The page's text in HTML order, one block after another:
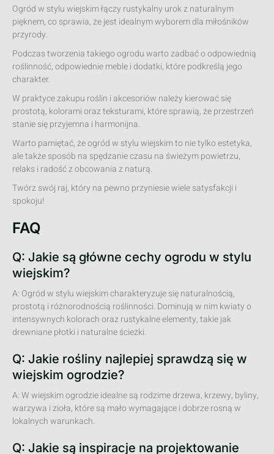
Ogród w stylu wiejskim łączy rustykalny urok z naturalnym
pięknem, co sprawia, że jest idealnym wyborem dla miłośników
przyrody.
Podczas tworzenia takiego ogrodu warto zadbać o odpowiednią
roślinność, odpowiednie meble i dodatki, które podkreślą jego
charakter.
W praktyce zakupu roślin i akcesoriów należy kierować się
prostotą, kolorami oraz teksturami, które sprawią, że przestrzeń
stanie się przyjemna i harmonijna.
Warto pamiętać, że ogród w stylu wiejskim to nie tylko estetyka,
ale także sposób na spędzanie czasu na świeżym powietrzu,
relaks i radość z obcowania z naturą.
Twórz swój raj, który na pewno przyniesie wiele satysfakcji i
spokoju!
FAQ
Q: Jakie są główne cechy ogrodu w stylu
wiejskim?
A: Ogród w stylu wiejskim charakteryzuje się naturalnością,
prostotą i różnorodnością roślinności. Dominują w nim kwiaty o
intensywnych kolorach oraz rustykalne elementy, takie jak
drewniane płotki i naturalne ścieżki.
Q: Jakie rośliny najlepiej sprawdzą się w
wiejskim ogrodzie?
A: W wiejskim ogrodzie idealne są rodzime drzewa, krzewy, byliny,
warzywa i zioła, które są mało wymagające i dobrze rosną w
lokalnych warunkach.
Q: Jakie są inspiracje na projektowanie